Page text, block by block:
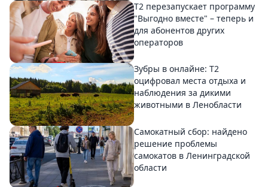
Т2 перезапускает программу
"Выгодно вместе" – теперь и
для абонентов других
операторов
Зубры в онлайне: Т2
оцифровал места отдыха и
наблюдения за дикими
животными в Ленобласти
Самокатный сбор: найдено
решение проблемы
самокатов в Ленинградской
области